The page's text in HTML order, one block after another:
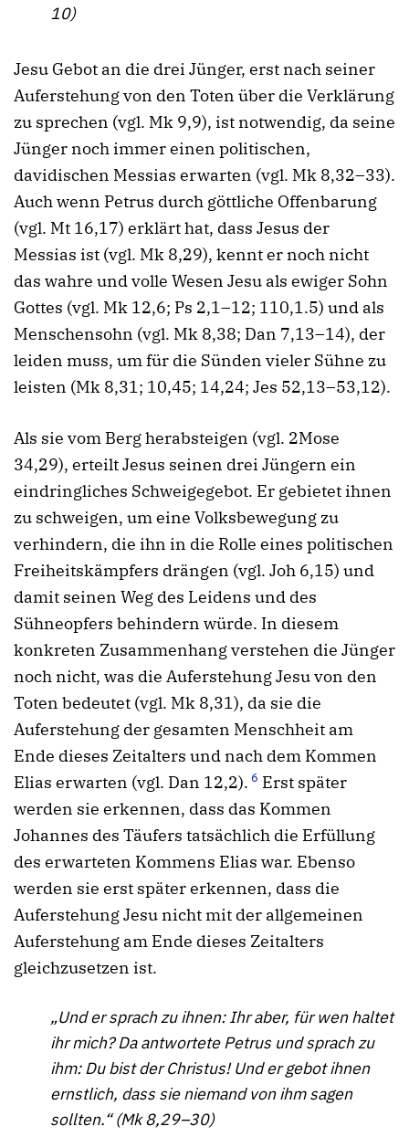
10)
Jesu Gebot an die drei Jünger, erst nach seiner
Auferstehung von den Toten über die Verklärung
zu sprechen (vgl. Mk 9,9), ist notwendig, da seine
Jünger noch immer einen politischen,
davidischen Messias erwarten (vgl. Mk 8,32–33).
Auch wenn Petrus durch göttliche Offenbarung
(vgl. Mt 16,17) erklärt hat, dass Jesus der
Messias ist (vgl. Mk 8,29), kennt er noch nicht
das wahre und volle Wesen Jesu als ewiger Sohn
Gottes (vgl. Mk 12,6; Ps 2,1–12; 110,1.5) und als
Menschensohn (vgl. Mk 8,38; Dan 7,13–14), der
leiden muss, um für die Sünden vieler Sühne zu
leisten (Mk 8,31; 10,45; 14,24; Jes 52,13–53,12).
Als sie vom Berg herabsteigen (vgl. 2Mose
34,29), erteilt Jesus seinen drei Jüngern ein
eindringliches Schweigegebot. Er gebietet ihnen
zu schweigen, um eine Volksbewegung zu
verhindern, die ihn in die Rolle eines politischen
Freiheitskämpfers drängen (vgl. Joh 6,15) und
damit seinen Weg des Leidens und des
Sühneopfers behindern würde. In diesem
konkreten Zusammenhang verstehen die Jünger
noch nicht, was die Auferstehung Jesu von den
Toten bedeutet (vgl. Mk 8,31), da sie die
Auferstehung der gesamten Menschheit am
Ende dieses Zeitalters und nach dem Kommen
Elias erwarten (vgl. Dan 12,2). 6 Erst später
werden sie erkennen, dass das Kommen
Johannes des Täufers tatsächlich die Erfüllung
des erwarteten Kommens Elias war. Ebenso
werden sie erst später erkennen, dass die
Auferstehung Jesu nicht mit der allgemeinen
Auferstehung am Ende dieses Zeitalters
gleichzusetzen ist.
„Und er sprach zu ihnen: Ihr aber, für wen haltet
ihr mich? Da antwortete Petrus und sprach zu
ihm: Du bist der Christus! Und er gebot ihnen
ernstlich, dass sie niemand von ihm sagen
sollten.“ (Mk 8,29–30)